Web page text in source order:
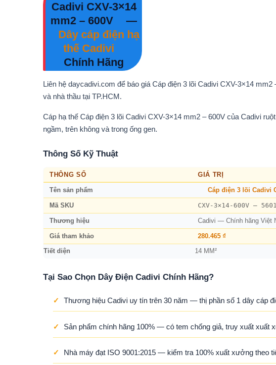
Cadivi CXV-3×14
mm2 – 600V
—
Dây cáp điện hạ
thế Cadivi
Chính Hãng
Liên hệ daycadivi.com để báo giá Cáp điện 3 lõi Cadivi CXV-3×14
và nhà thầu tại TP.HCM.
Cáp hạ thế Cáp điện 3 lõi Cadivi CXV-3×14 mm2 – 600V của Cadivi
ngầm, trên không và trong ống gen.
Thông Số Kỹ Thuật
THÔNG SỐ GIÁ TRỊ
Tên sản phẩm Cáp điện 3 lõi Cadivi
Mã SKU CXV-3×14-600V –
Thương hiệu Cadivi — Chính hãng Việt
Giá tham khảo 280.465 ₫
Tiết diện 14 MM²
Tại Sao Chọn Dây Điện Cadivi Chính Hãng?
✓ Thương hiệu Cadivi uy tín trên 30 năm — thị phần số 1 dây cáp
✓ Sản phẩm chính hãng 100% — có tem chống giả, truy xuất xuất
✓ Nhà máy đạt ISO 9001:2015 — kiểm tra 100% xuất xưởng theo